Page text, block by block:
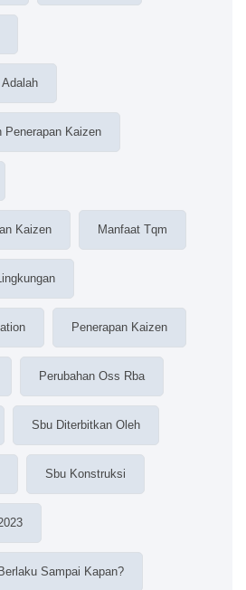
Penerapan Kaizen
Kaizen Manfaat Tqm
Penerapan Kaizen
Perubahan Oss Rba
Sbu Diterbitkan Oleh
Sbu Konstruksi
Sampai Kapan?